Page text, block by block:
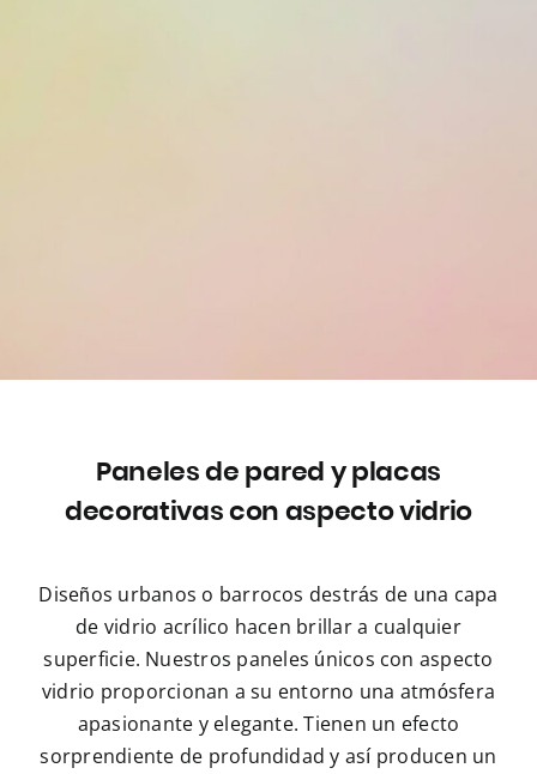
Paneles de pared y placas
decorativas con aspecto vidrio
Diseños urbanos o barrocos destrás de una capa
de vidrio acrílico hacen brillar a cualquier
superficie. Nuestros paneles únicos con aspecto
vidrio proporcionan a su entorno una atmósfera
apasionante y elegante. Tienen un efecto
sorprendiente de profundidad y así producen un